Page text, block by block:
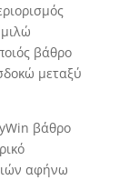
βάθρο
μεταξύ
βάθρο
αφήνω